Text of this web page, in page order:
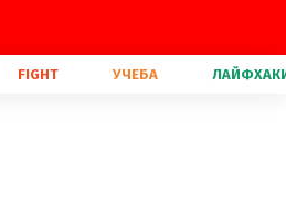
FIGHT УЧЕБА